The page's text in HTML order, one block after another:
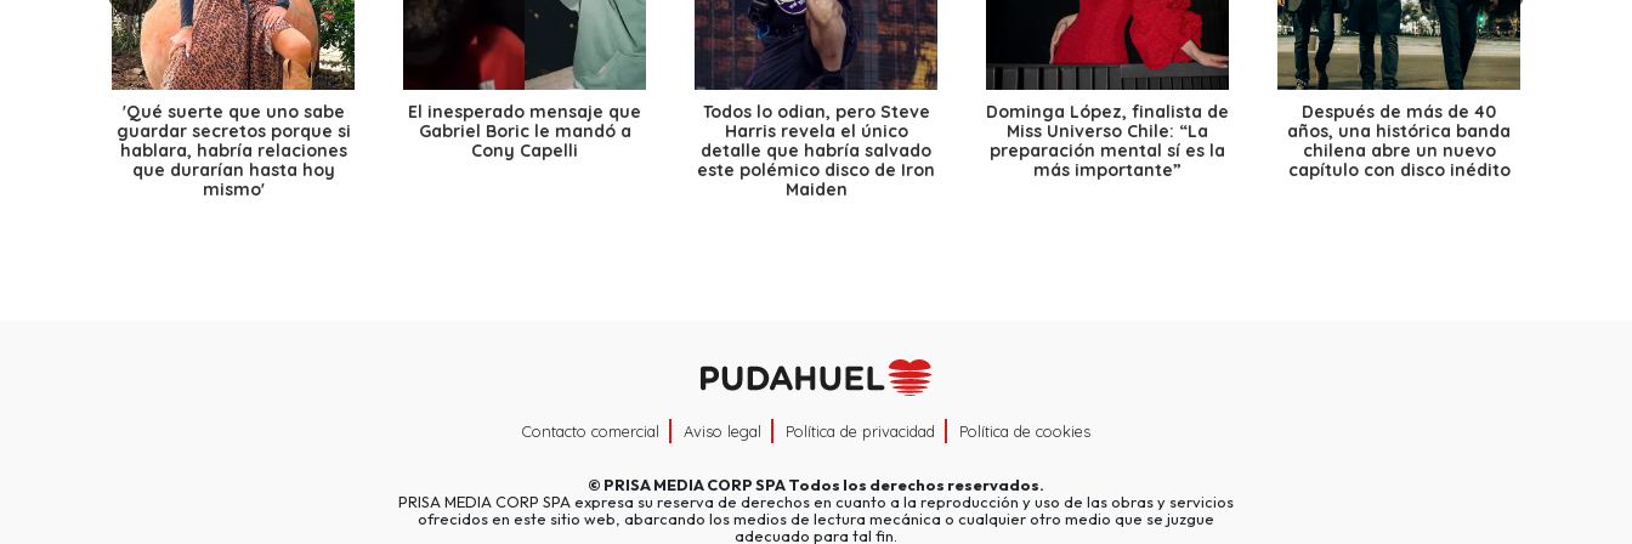
'Qué suerte que uno sabe
guardar secretos porque si
hablara, habría relaciones
que durarían hasta hoy
mismo'
El inesperado mensaje que
Gabriel Boric le mandó a
Cony Capelli
Todos lo odian, pero Steve
Harris revela el único
detalle que habría salvado
este polémico disco de Iron
Maiden
Dominga López, finalista de
Miss Universo Chile: “La
preparación mental sí es la
más importante”
Después de más de 40
años, una histórica banda
chilena abre un nuevo
capítulo con disco inédito
Contacto comercial Aviso legal Política de privacidad Política de cookies
© PRISA MEDIA CORP SPATodos los derechos reservados.
PRISA MEDIA CORP SPA expresa su reserva de derechos en cuanto a la reproducción y uso de las obras y servicios
ofrecidos en este sitio web, abarcando los medios de lectura mecánica o cualquier otro medio que se juzgue
adecuado para tal fin.